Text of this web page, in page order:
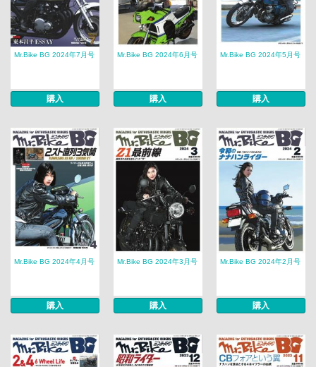
Mr.Bike BG 2024年7月号
購入
Mr.Bike BG 2024年6月号
購入
Mr.Bike BG 2024年5月号
購入
Mr.Bike BG 2024年4月号
購入
Mr.Bike BG 2024年3月号
購入
Mr.Bike BG 2024年2月号
購入